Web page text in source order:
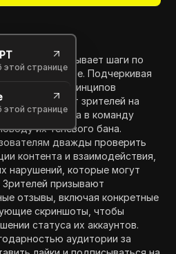
этой странице
этой странице
ведущий описывает шаги по
YouTube. Подчеркивая
принципов
направляет зрителей на
и подачу отзыва в команду
их теневого бана.
дважды проверить
контента и взаимодействия,
нарушений, которые могут
Зрителей призывают
отзывы, включая конкретные
скриншоты, чтобы
статуса их аккаунтов.
аудитории за